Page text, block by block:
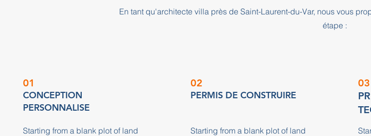
En tant qu'architecte villa près de Saint-Laurent-du-Var, nous vous
étape :
01
CONCEPTION
PERSONNALISE
Starting from a blank plot of land
02
PERMIS DE CONSTRUIRE
Starting from a blank plot of land
03